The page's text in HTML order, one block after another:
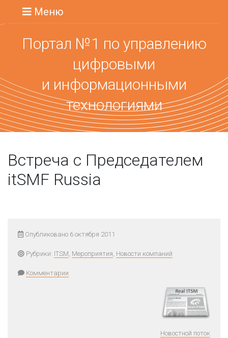
Меню
Портал №1 по управлению
цифровыми
и информационными
технологиями
Встреча с Председателем
itSMF Russia
Опубликовано 6 октября 2011
Рубрики: ITSM, Мероприятия, Новости компаний
Комментарии
Новостной поток